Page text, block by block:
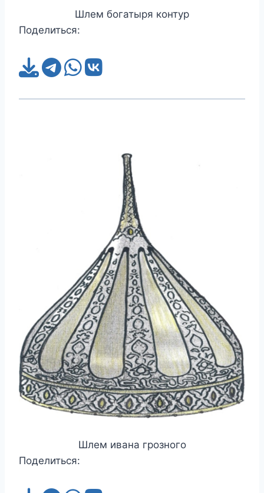
Шлем богатыря контур
Поделиться:
Шлем ивана грозного
Поделиться: